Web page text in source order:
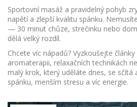
Sportovní masáž a pravidelný pohyb
napětí a zlepší kvalitu spánku.
— 30 minut chůze, strečinku nebo
dělá velký rozdíl.
Chcete víc nápadů? Vyzkoušejte
aromaterapii, relaxačních technikách
malý krok, který uděláte dnes, se sčítá
spánku, menším stresu a víc energie.